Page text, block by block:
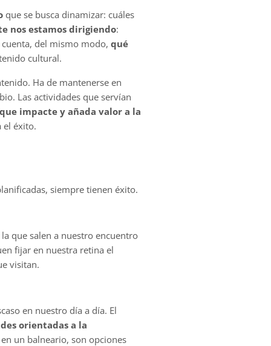
que se busca dinamizar: cuáles
nos estamos dirigiendo:
del mismo modo, qué
cultural.
Ha de mantenerse en
Las actividades que servían
impacte y añada valor a la
el éxito.
siempre tienen éxito.
que salen a nuestro encuentro
fijar en nuestra retina el
visitan.
en nuestro día a día. El
orientadas a la
un balneario, son opciones